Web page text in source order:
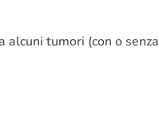
tumori (con o senza